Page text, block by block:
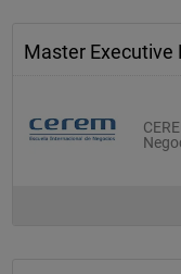
Master Executive